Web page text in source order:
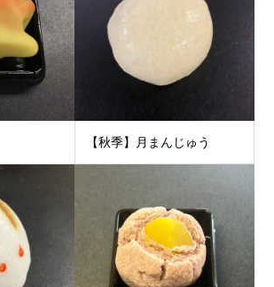
【秋季】月まんじゅう